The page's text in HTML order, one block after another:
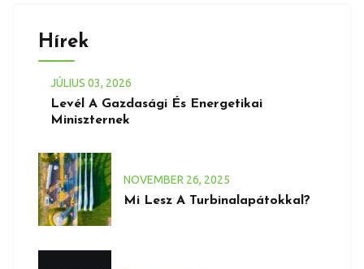
Hírek
JÚLIUS 03, 2026
Levél A Gazdasági És Energetikai
Miniszternek
NOVEMBER 26, 2025
Mi Lesz A Turbinalapátokkal?